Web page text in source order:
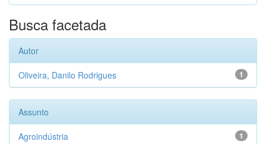
Busca facetada
Autor
1
Oliveira, Danilo Rodrigues
Assunto
1
Agroindústria